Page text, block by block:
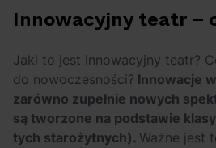
Innowacyjny teatr –
Jaki to jest innowacyjny teatr?
do nowoczesności? Innowacje
zarówno zupełnie nowych
są tworzone na podstawie
tych starożytnych). Ważne jest